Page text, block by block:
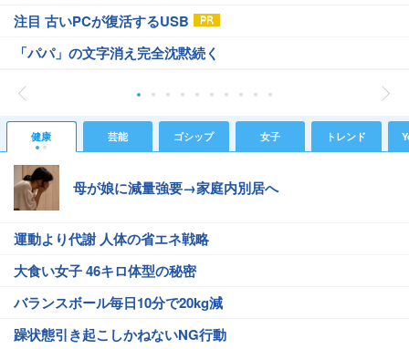
注目 古いPCが復活するUSB
「パパ」の文字消え完全沈黙続く
健康 芸能 ゴシップ 女子 トレンド
母が娘に減量強要→家庭内別居へ
運動より代謝 人体の省エネ戦略
大食い女子 46キロ体型の秘密
バランスボール毎日10分で20kg減
躁状態引き起こしかねないNG行動